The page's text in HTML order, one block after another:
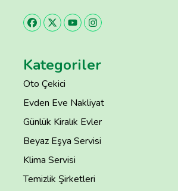
Kategoriler
Oto Çekici
Evden Eve Nakliyat
Günlük Kiralık Evler
Beyaz Eşya Servisi
Klima Servisi
Temizlik Şirketleri